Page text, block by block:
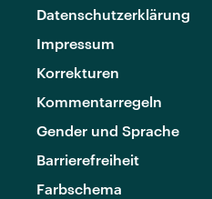
Datenschutzerklärung
Impressum
Korrekturen
Kommentarregeln
Gender und Sprache
Barrierefreiheit
Farbschema